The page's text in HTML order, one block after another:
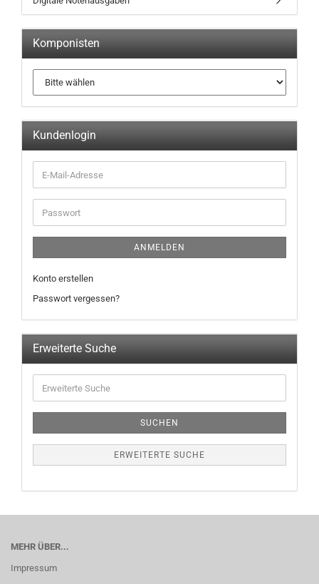
Komponisten
Kundenlogin
ANMELDEN
Konto erstellen
Passwort vergessen?
Erweiterte Suche
SUCHEN
ERWEITERTE SUCHE
MEHR ÜBER...
Impressum